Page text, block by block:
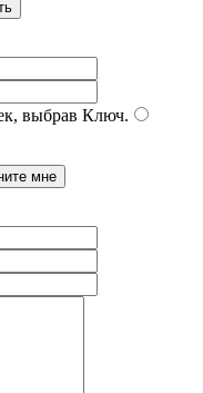
выбрав Ключ.